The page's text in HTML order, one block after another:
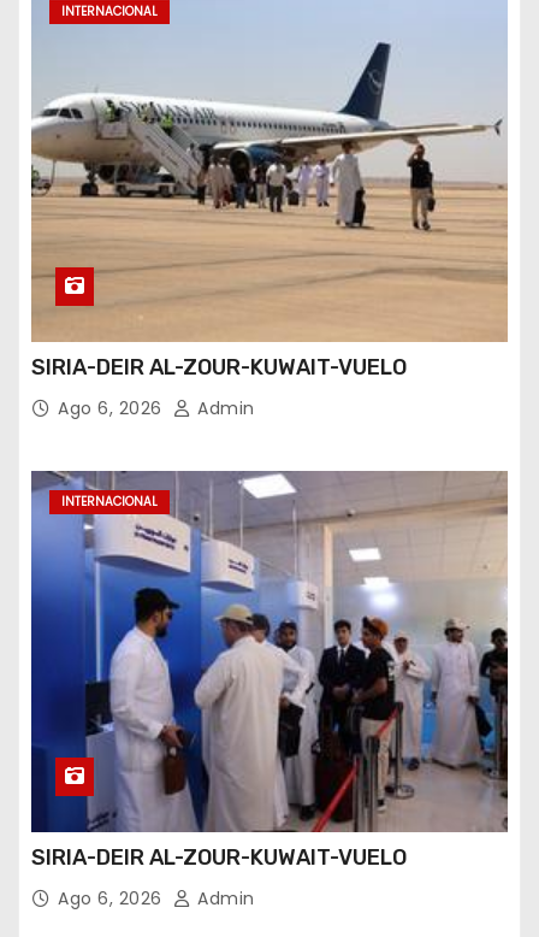
INTERNACIONAL
SIRIA-DEIR AL-ZOUR-KUWAIT-VUELO
Ago 6, 2026 Admin
INTERNACIONAL
SIRIA-DEIR AL-ZOUR-KUWAIT-VUELO
Ago 6, 2026 Admin